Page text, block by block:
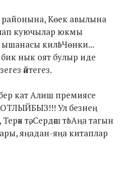
районына, Көек авылына
куючылар юкмы
килә! Чөнки...
бик нык оят булыр иде
әйтегез.
кат Алиш премиясе
Ул безнең
тә, Сердәш тә! Аңа тагын
яңадан-яңа китаплар